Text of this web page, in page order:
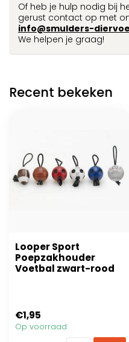
Of heb je hulp nodig bij
gerust contact op met
info@smulders-
We helpen je graag!
Recent bekeken
Looper Sport
Poepzakhouder
Voetbal zwart-rood
€1,95
Op voorraad